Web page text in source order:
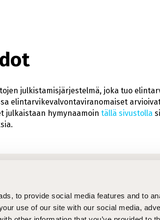
to provide social media features and to
use of our site with our social media,
julkistamisjärjestelmä, joka tuo
elintarvikevalvontaviranomaiset
julkaistaan hymynaamoin tällä sivustolla
STEPcast
STEPblogi